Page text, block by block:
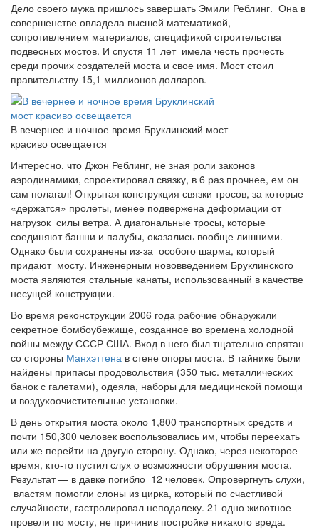
Дело своего мужа пришлось завершать Эмили Реблинг. Она в
совершенстве овладела высшей математикой,
сопротивлением материалов, спецификой строительства
подвесных мостов. И спустя 11 лет имела честь прочесть
среди прочих создателей моста и свое имя. Мост стоил
правительству 15,1 миллионов долларов.
В вечернее и ночное время Бруклинский мост
красиво освещается
Интересно, что Джон Реблинг, не зная роли законов
аэродинамики, спроектировал связку, в 6 раз прочнее, ем он
сам полагал! Открытая конструкция связки тросов, за которые
«держатся» пролеты, менее подвержена деформации от
нагрузок силы ветра. А диагональные тросы, которые
соединяют башни и палубы, оказались вообще лишними.
Однако были сохранены из-за особого шарма, который
придают мосту. Инженерным нововведением Бруклинского
моста являются стальные канаты, использованный в качестве
несущей конструкции.
Во время реконструкции 2006 года рабочие обнаружили
секретное бомбоубежище, созданное во времена холодной
войны между СССР США. Вход в него был тщательно спрятан
со стороны Манхэттена в стене опоры моста. В тайнике были
найдены припасы продовольствия (350 тыс. металлических
банок с галетами), одеяла, наборы для медицинской помощи
и воздухоочистительные установки.
В день открытия моста около 1,800 транспортных средств и
почти 150,300 человек воспользовались им, чтобы переехать
или же перейти на другую сторону. Однако, через некоторое
время, кто-то пустил слух о возможности обрушения моста.
Результат — в давке погибло 12 человек. Опровергнуть слухи,
властям помогли слоны из цирка, который по счастливой
случайности, гастролировал неподалеку. 21 одно животное
провели по мосту, не причинив постройке никакого вреда.